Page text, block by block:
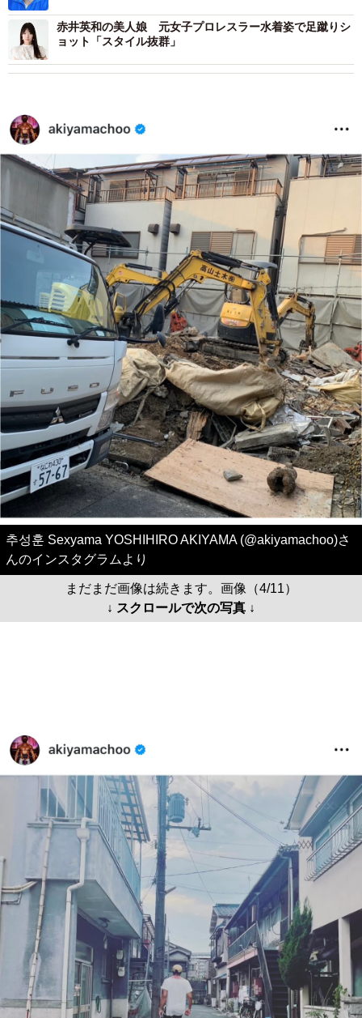
赤井英和の美人娘 元女子プロレスラー水着姿で足蹴りシ
ョット「スタイル抜群」
추성훈 Sexyama YOSHIHIRO AKIYAMA (@akiyamachoo)さ
んのインスタグラムより
まだまだ画像は続きます。画像（4/11）
↓ スクロールで次の写真 ↓